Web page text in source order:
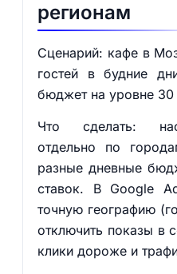
регионам
Сценарий: кафе в
гостей в будние
бюджет на уровне 30
Что сделать:
отдельно по
разные дневные
ставок. В Google
точную географию
отключить показы в
клики дороже и